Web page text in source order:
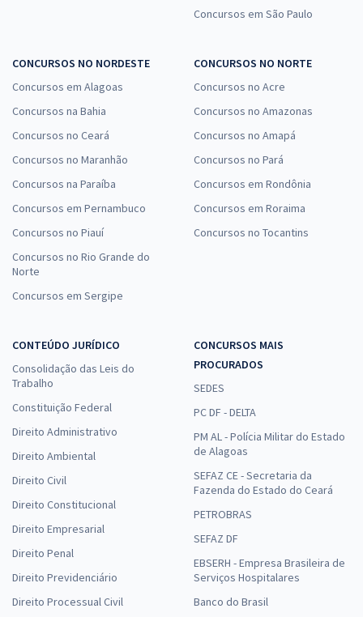
Concursos em São Paulo
CONCURSOS NO NORDESTE
Concursos em Alagoas
Concursos na Bahia
Concursos no Ceará
Concursos no Maranhão
Concursos na Paraíba
Concursos em Pernambuco
Concursos no Piauí
Concursos no Rio Grande do
Norte
Concursos em Sergipe
CONCURSOS NO NORTE
Concursos no Acre
Concursos no Amazonas
Concursos no Amapá
Concursos no Pará
Concursos em Rondônia
Concursos em Roraima
Concursos no Tocantins
CONTEÚDO JURÍDICO
Consolidação das Leis do
Trabalho
Constituição Federal
Direito Administrativo
Direito Ambiental
Direito Civil
Direito Constitucional
Direito Empresarial
Direito Penal
Direito Previdenciário
Direito Processual Civil
CONCURSOS MAIS
PROCURADOS
SEDES
PC DF - DELTA
PM AL - Polícia Militar do Estado
de Alagoas
SEFAZ CE - Secretaria da
Fazenda do Estado do Ceará
PETROBRAS
SEFAZ DF
EBSERH - Empresa Brasileira de
Serviços Hospitalares
Banco do Brasil